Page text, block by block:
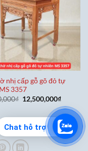
Chat hỗ trợ
nhị cấp gỗ gõ đỏ tự
3357
₫ Giá
gốc
15,500,000₫.
12,500,000₫Giá
hiện
tại
là: